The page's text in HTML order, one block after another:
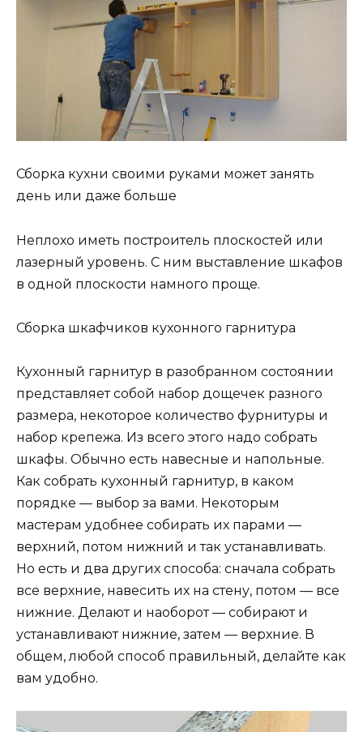
Сборка кухни своими руками может занять
день или даже больше
Неплохо иметь построитель плоскостей или
лазерный уровень. С ним выставление шкафов
в одной плоскости намного проще.
Сборка шкафчиков кухонного гарнитура
Кухонный гарнитур в разобранном состоянии
представляет собой набор дощечек разного
размера, некоторое количество фурнитуры и
набор крепежа. Из всего этого надо собрать
шкафы. Обычно есть навесные и напольные.
Как собрать кухонный гарнитур, в каком
порядке — выбор за вами. Некоторым
мастерам удобнее собирать их парами —
верхний, потом нижний и так устанавливать.
Но есть и два других способа: сначала собрать
все верхние, навесить их на стену, потом — все
нижние. Делают и наоборот — собирают и
устанавливают нижние, затем — верхние. В
общем, любой способ правильный, делайте как
вам удобно.